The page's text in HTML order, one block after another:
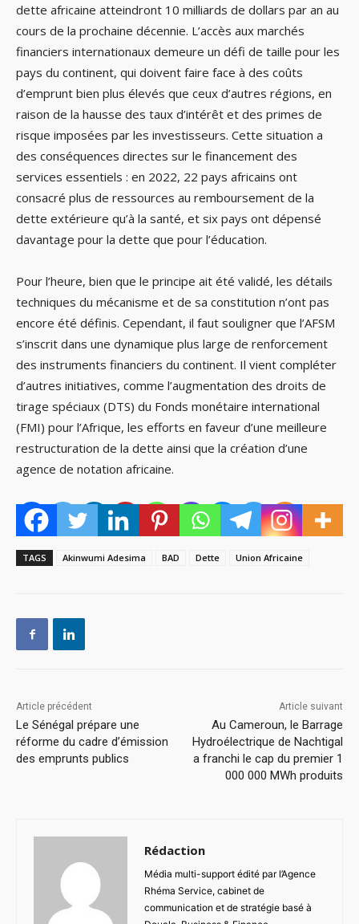
dette africaine atteindront 10 milliards de dollars par an au
cours de la prochaine décennie. L’accès aux marchés
financiers internationaux demeure un défi de taille pour les
pays du continent, qui doivent faire face à des coûts
d’emprunt bien plus élevés que ceux d’autres régions, en
raison de la hausse des taux d’intérêt et des primes de
risque imposées par les investisseurs. Cette situation a
des conséquences directes sur le financement des
services essentiels : en 2022, 22 pays africains ont
consacré plus de ressources au remboursement de la
dette extérieure qu’à la santé, et six pays ont dépensé
davantage pour la dette que pour l’éducation.
Pour l’heure, bien que le principe ait été validé, les détails
techniques du mécanisme et de sa constitution n’ont pas
encore été définis. Cependant, il faut souligner que l’AFSM
s’inscrit dans une dynamique plus large de renforcement
des instruments financiers du continent. Il vient compléter
d’autres initiatives, comme l’augmentation des droits de
tirage spéciaux (DTS) du Fonds monétaire international
(FMI) pour l’Afrique, les efforts en faveur d’une meilleure
restructuration de la dette ainsi que la création d’une
agence de notation africaine.
TAGS Akinwumi Adesima BAD Dette Union Africaine
Article précédent
Le Sénégal prépare une
réforme du cadre d’émission
des emprunts publics
Article suivant
Au Cameroun, le Barrage
Hydroélectrique de Nachtigal
a franchi le cap du premier 1
000 000 MWh produits
Rédaction
Média multi-support édité par l’Agence
Rhéma Service, cabinet de
communication et de stratégie basé à